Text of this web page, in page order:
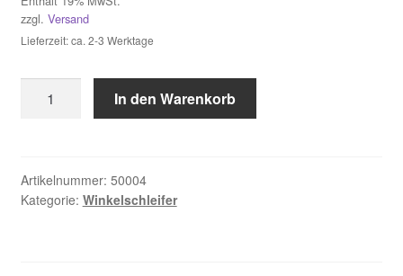
Widerruf
zzgl. Versand
Lieferzeit: ca. 2-3 Werktage
In den Warenkorb
Artikelnummer: 50004
Kategorie: Winkelschleifer